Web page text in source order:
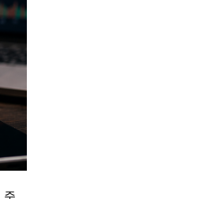
주